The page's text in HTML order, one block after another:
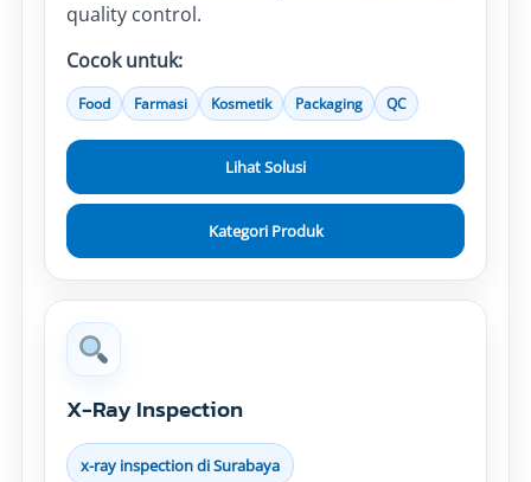
quality control.
Cocok untuk:
Food Farmasi Kosmetik Packaging QC
Lihat Solusi
Kategori Produk
X-Ray Inspection
x-ray inspection di Surabaya